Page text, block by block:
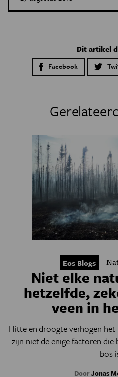
Dit artikel
Facebook
Eos Blogs
Niet elke
hetzelfde,
veen in
Hitte en droogte verhogen
zijn niet de enige factoren die
bos
DoorJonas